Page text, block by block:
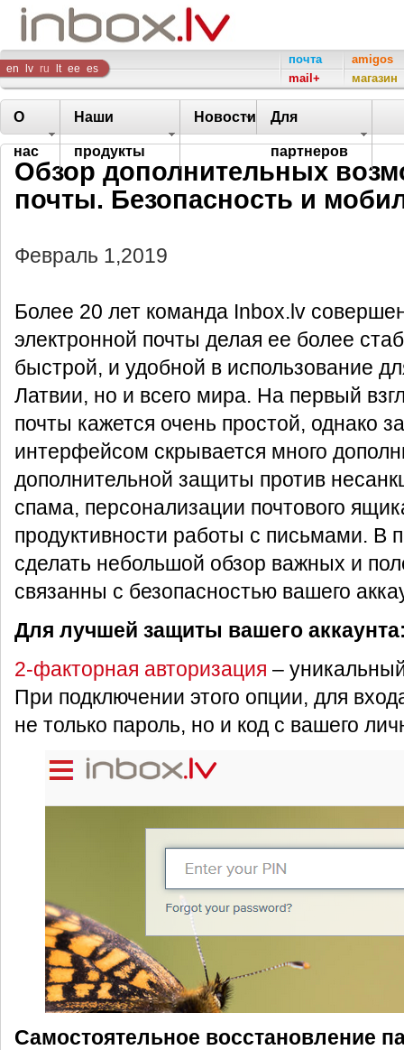
Inbox
Company
en lv ru lt ee es
почта
mail+
amigos
магазин
О
нас
Наши
продукты
Новости Для
партнеров
Обзор дополнительных
почты. Безопасность и
Февраль 1,2019
Более 20 лет команда Inbox.lv
электронной почты делая ее более
быстрой, и удобной в использование
Латвии, но и всего мира. На первый
почты кажется очень простой, однако
интерфейсом скрывается много
дополнительной защиты против
спама, персонализации почтового
продуктивности работы с письмами. В
сделать небольшой обзор важных и
связанны с безопасностью вашего
Для лучшей защиты вашего
2-факторная авторизация –
При подключении этого опции, для
не только пароль, но и код с вашего
Самостоятельное восстановление